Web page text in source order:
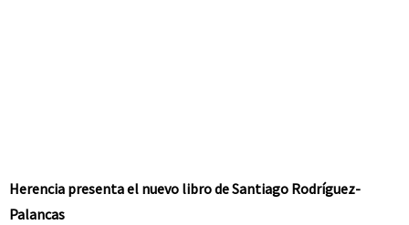
Herencia presenta el nuevo libro de Santiago Rodríguez-
Palancas